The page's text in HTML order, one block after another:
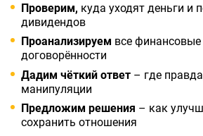
Проверим, куда уходят деньги и
дивидендов
Проанализируем все финансовые
договорённости
Дадим чёткий ответ – где
манипуляции
Предложим решения – как
сохранить отношения